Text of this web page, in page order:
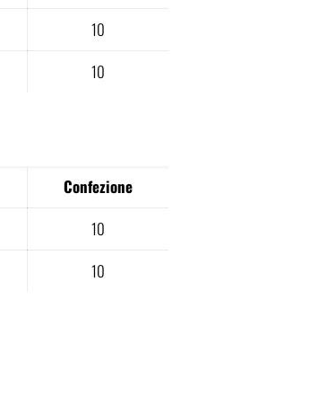
10
10
Confezione
10
10